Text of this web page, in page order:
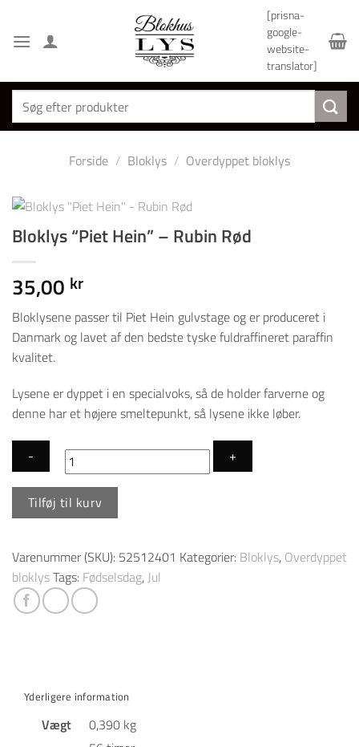
indhold
[prisna-
google-
website-
translator]
Søg
efter:
Forside / Bloklys / Overdyppet bloklys
Bloklys “Piet Hein” – Rubin Rød
35,00 kr
Bloklysene passer til Piet Hein gulvstage og er produceret i
Danmark og lavet af den bedste tyske fuldraffineret paraffin
kvalitet.
Lysene er dyppet i en specialvoks, så de holder farverne og
denne har et højere smeltepunkt, så lysene ikke løber.
Bloklys
"Piet
-
Rubin
Rød
antal
Tilføj til kurv
Varenummer (SKU): 52512401 Kategorier: Bloklys, Overdyppet
bloklysTags: Fødselsdag,Jul
Yderligere information
Vægt
0,390 kg